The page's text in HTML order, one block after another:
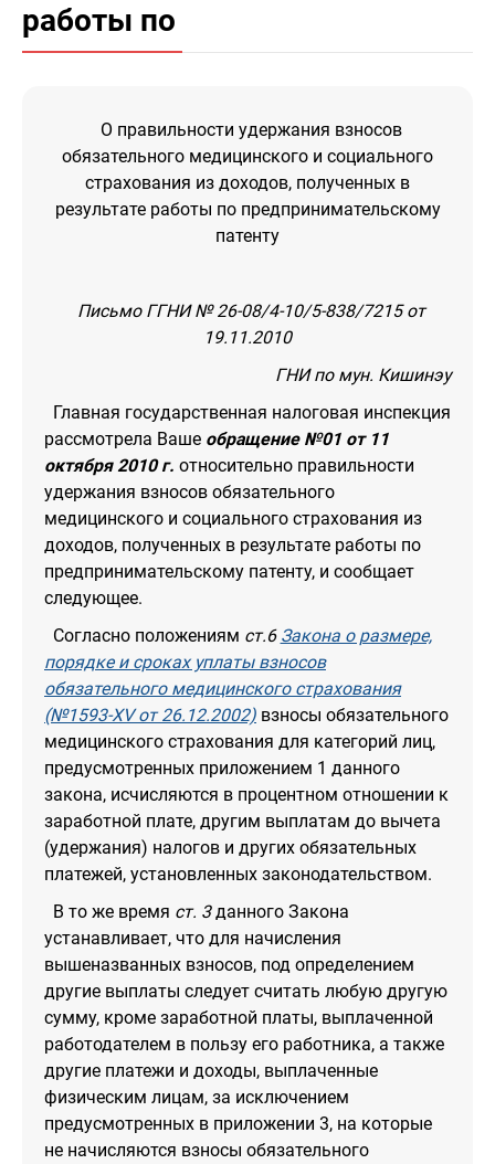
работы по
О правильности удержания взносов
обязательного медицинского и социального
страхования из доходов, полученных в
результате работы по предпринимательскому
патенту
Письмо ГГНИ № 26-08/4-10/5-838/7215 от
19.11.2010
ГНИ по мун. Кишинэу
Главная государственная налоговая инспекция
рассмотрела Ваше обращение №01 от 11
октября 2010 г. относительно правильности
удержания взносов обязательного
медицинского и социального страхования из
доходов, полученных в результате работы по
предпринимательскому патенту, и сообщает
следующее.
Согласно положениям ст.6 Закона о размере,
порядке и сроках уплаты взносов
обязательного медицинского страхования
(№1593-ХVот 26.12.2002) взносы обязательного
медицинского страхования для категорий лиц,
предусмотренных приложением 1 данного
закона, исчисляются в процентном отношении к
заработной плате, другим выплатам до вычета
(удержания) налогов и других обязательных
платежей, установленных законодательством.
В то же время ст. 3данного Закона
устанавливает, что для начисления
вышеназванных взносов, под определением
другие выплаты следует считать любую другую
сумму, кроме заработной платы, выплаченной
работодателем в пользу его работника, а также
другие платежи и доходы, выплаченные
физическим лицам, за исключением
предусмотренных в приложении 3, на которые
не начисляются взносы обязательного